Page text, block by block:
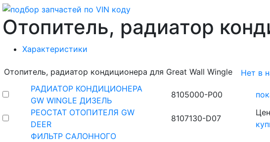
Отопитель, радиатор
Характеристики
Отопитель, радиатор кондиционера для Great Wall Wingle
Нет в
РАДИАТОР КОНДИЦИОНЕРА
GW WINGLE ДИЗЕЛЬ
8105000-P00
РЕОСТАТ ОТОПИТЕЛЯ GW
DEER
8107130-D07
ФИЛЬТР САЛОННОГО